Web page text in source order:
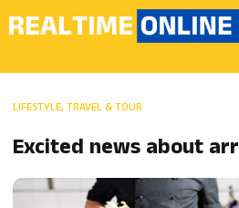
LIFESTYLE, TRAVEL & TOUR
Excited news about